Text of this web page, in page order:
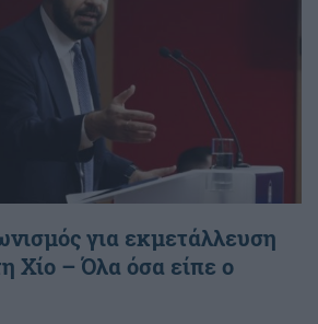
για εκμετάλλευση
Χίο – Όλα όσα είπε ο